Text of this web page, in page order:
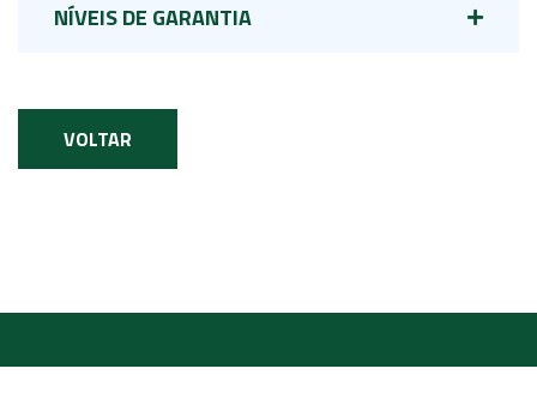
NÍVEIS DE GARANTIA
VOLTAR